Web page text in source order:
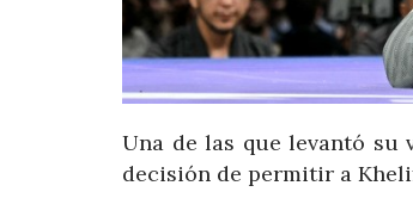
Una de las que levantó
decisión de permitir a